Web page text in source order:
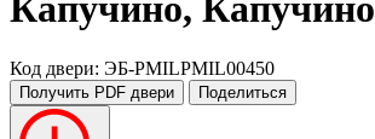
Капучино, Капучино
Код двери: ЭБ-PMILPMIL00450
Получить PDF двери Поделиться